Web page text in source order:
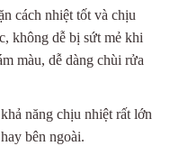
cách nhiệt tốt và chịu
không dễ bị sứt mẻ khi
màu, dễ dàng chùi rửa
năng chịu nhiệt rất lớn
bên ngoài.